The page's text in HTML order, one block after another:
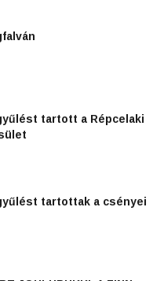
tartott a Répcelaki
tartottak a csényei